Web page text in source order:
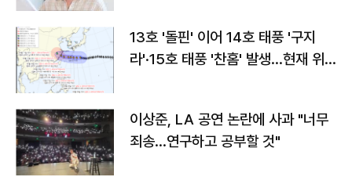
13호 '돌핀' 이어 14호 태풍 '구지
라'·15호 태풍 '찬홈' 발생…현재 위
이상준, LA 공연 논란에 사과 "너무
죄송…연구하고 공부할 것"